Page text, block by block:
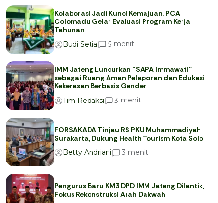
Kolaborasi Jadi Kunci Kemajuan, PCA
Colomadu Gelar Evaluasi Program Kerja
Tahunan
Budi Setia
5 menit
IMM Jateng Luncurkan “SAPA Immawati”
sebagai Ruang Aman Pelaporan dan Edukasi
Kekerasan Berbasis Gender
Tim Redaksi
3 menit
FORSAKADA Tinjau RS PKU Muhammadiyah
Surakarta, Dukung Health Tourism Kota Solo
Betty Andriani
3 menit
Pengurus Baru KM3 DPD IMM Jateng Dilantik,
Fokus Rekonstruksi Arah Dakwah